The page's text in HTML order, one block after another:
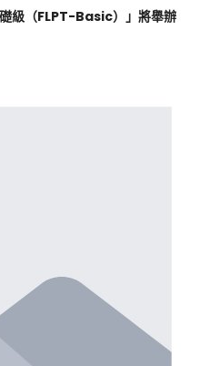
級（FLPT-Basic）」將舉辦